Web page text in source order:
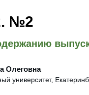
№2
Олеговна
университет,